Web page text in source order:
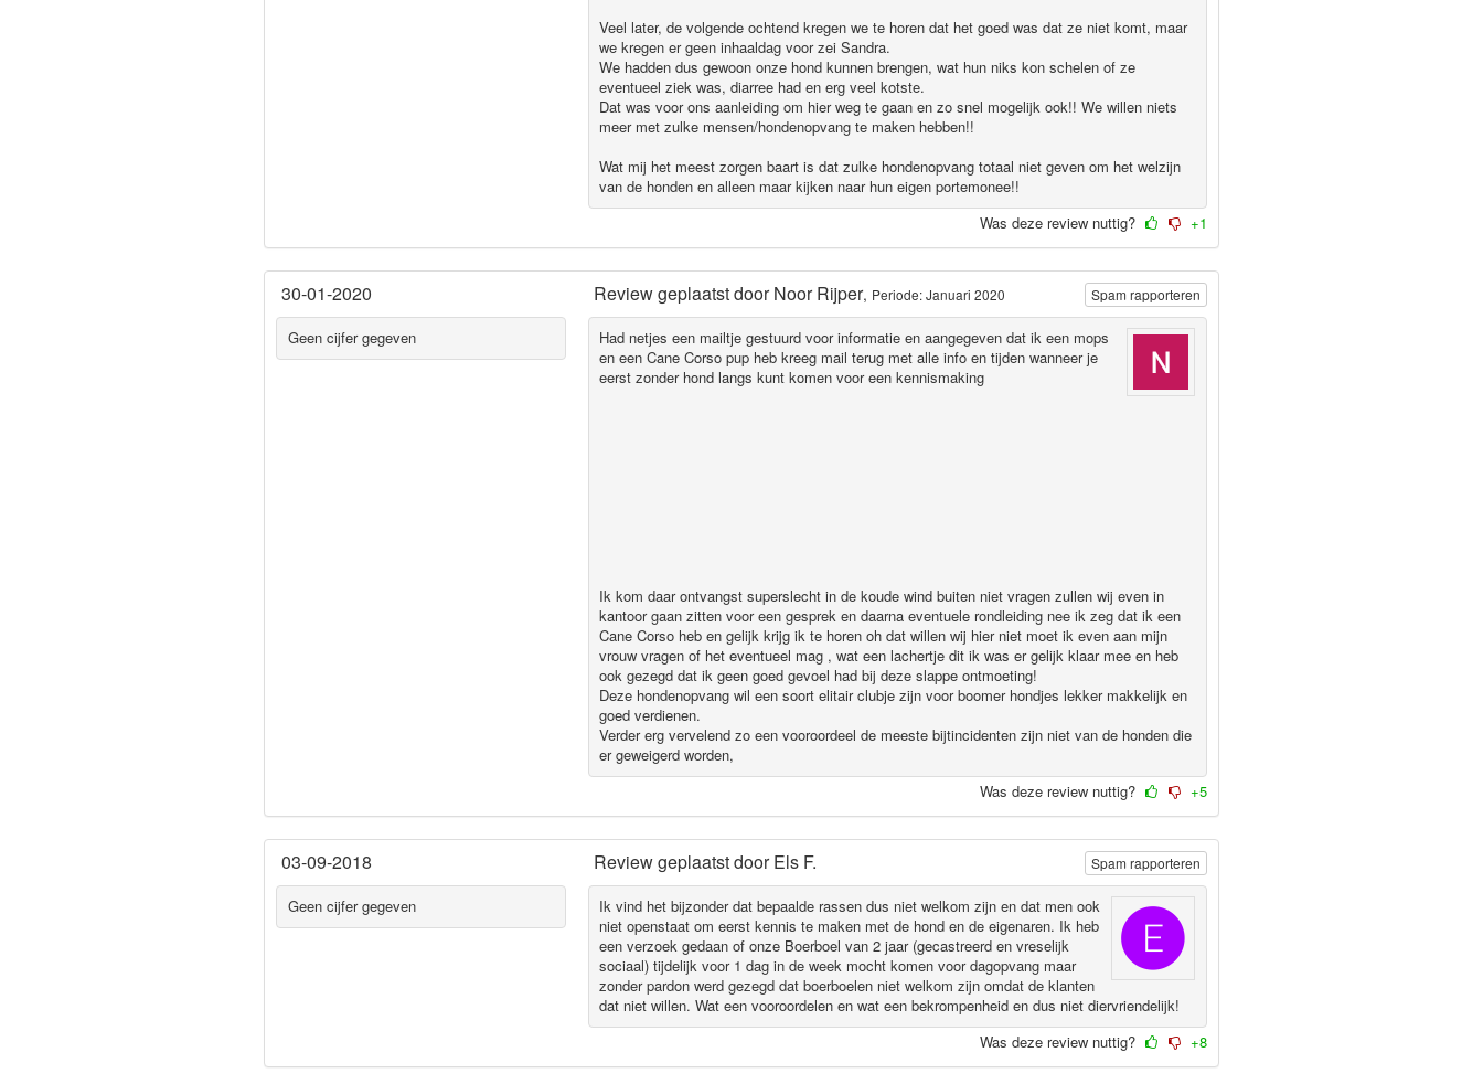
Veel later, de volgende ochtend kregen we te horen dat het goed was dat ze niet komt, maar
we kregen er geen inhaaldag voor zei Sandra.
We hadden dus gewoon onze hond kunnen brengen, wat hun niks kon schelen of ze
eventueel ziek was, diarree had en erg veel kotste.
Dat was voor ons aanleiding om hier weg te gaan en zo snel mogelijk ook!! We willen niets
meer met zulke mensen/hondenopvang te maken hebben!!
Wat mij het meest zorgen baart is dat zulke hondenopvang totaal niet geven om het welzijn
van de honden en alleen maar kijken naar hun eigen portemonee!!
Was deze review nuttig? +1
30-01-2020
Geen cijfer gegeven
Review geplaatst doorNoor Rijper, Periode: Januari 2020
Had netjes een mailtje gestuurd voor informatie en aangegeven dat ik een mops
en een Cane Corso pup heb kreeg mail terug met alle info en tijden wanneer je
eerst zonder hond langs kunt komen voor een kennismaking
Ik kom daar ontvangst superslecht in de koude wind buiten niet vragen zullen wij even in
kantoor gaan zitten voor een gesprek en daarna eventuele rondleiding nee ik zeg dat ik een
Cane Corso heb en gelijk krijg ik te horen oh dat willen wij hier niet moet ik even aan mijn
vrouw vragen of het eventueel mag , wat een lachertje dit ik was er gelijk klaar mee en heb
ook gezegd dat ik geen goed gevoel had bij deze slappe ontmoeting!
Deze hondenopvang wil een soort elitair clubje zijn voor boomer hondjes lekker makkelijk en
goed verdienen.
Verder erg vervelend zo een vooroordeel de meeste bijtincidenten zijn niet van de honden die
er geweigerd worden,
Spam rapporteren
Was deze review nuttig? +5
03-09-2018
Geen cijfer gegeven
Review geplaatst doorEls F.
Ik vind het bijzonder dat bepaalde rassen dus niet welkom zijn en dat men ook
niet openstaat om eerst kennis te maken met de hond en de eigenaren. Ik heb
een verzoek gedaan of onze Boerboel van 2 jaar (gecastreerd en vreselijk
sociaal) tijdelijk voor 1 dag in de week mocht komen voor dagopvang maar
zonder pardon werd gezegd dat boerboelen niet welkom zijn omdat de klanten
dat niet willen. Wat een vooroordelen en wat een bekrompenheid en dus niet diervriendelijk!
Spam rapporteren
Was deze review nuttig? +8